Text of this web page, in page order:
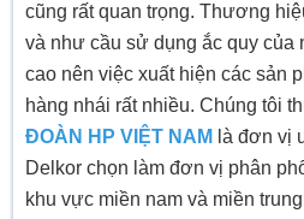
cũng rất quan trọng. Thương
và như cầu sử dụng ắc quy của
cao nên việc xuất hiện các sản
hàng nhái rất nhiều. Chúng tôi
ĐOÀN HP VIỆT NAM là đơn vị
Delkor chọn làm đơn vị phân
khu vực miền nam và miền